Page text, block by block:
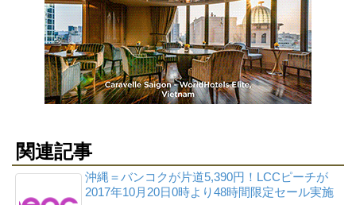
関連記事
沖縄＝バンコクが片道5,390円！LCCピーチが
2017年10月20日0時より48時間限定セール実施